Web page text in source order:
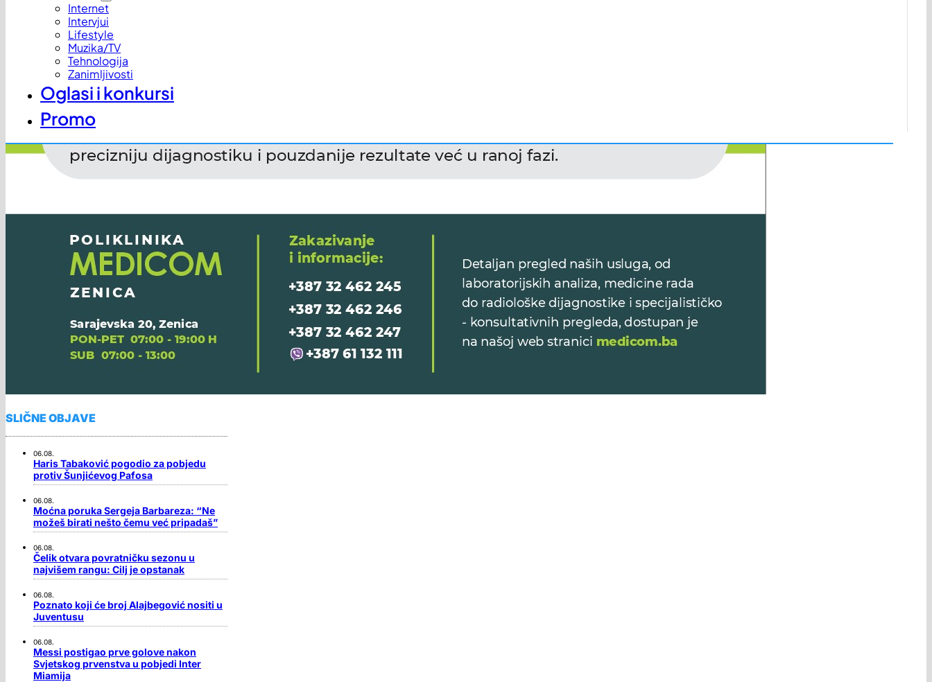
Internet
Intervjui
Lifestyle
Muzika/TV
Tehnologija
Zanimljivosti
Oglasi i konkursi
Promo
SLIČNE OBJAVE
06.08.
Haris Tabaković pogodio za pobjedu
protiv Šunjićevog Pafosa
06.08.
Moćna poruka Sergeja Barbareza: “Ne
možeš birati nešto čemu već pripadaš”
06.08.
Čelik otvara povratničku sezonu u
najvišem rangu: Cilj je opstanak
06.08.
Poznato koji će broj Alajbegović nositi u
Juventusu
06.08.
Messi postigao prve golove nakon
Svjetskog prvenstva u pobjedi Inter
Miamija